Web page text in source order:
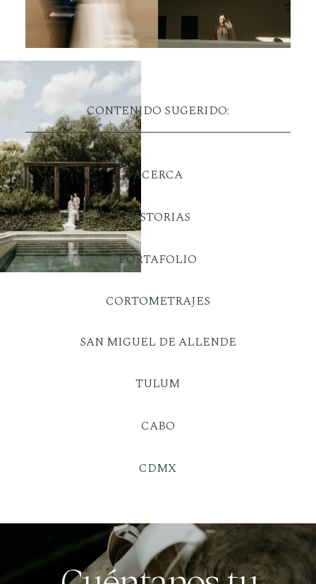
CONTENIDO SUGERIDO:
ACERCA
SAN MIGUEL DE ALLENDE
HISTORIAS
TULUM
PORTAFOLIO
CABO
CDMX
CORTOMETRAJES